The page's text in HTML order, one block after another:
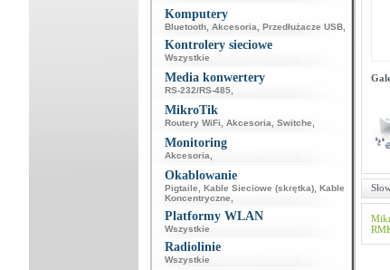
Komputery
Bluetooth, Akcesoria Przedłużacze USB,
Kontrolery sieciowe
Wszystkie
Media konwertery
RS-232/RS-485,
MikroTik
Routery WiFi Akcesoria Switche
Monitoring
Akcesoria
Okablowanie
Pigtaile Kable Sieciowe (skrętka), Kable
Koncentryczne
Platformy WLAN
Wszystkie
Radiolinie
Wszystkie